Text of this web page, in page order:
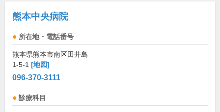
熊本中央病院
所在地・電話番号
熊本県熊本市南区田井島
1-5-1 [地図]
096-370-3111
診療科目